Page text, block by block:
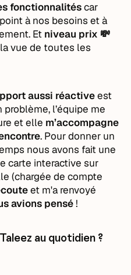
fonctionnalitéscar
à nos besoins et à
Et niveau prix 💸
vue de toutes les
aussi réactiveest
problème, l’équipe me
et elle m’accompagne
. Pour donner un
nous avons fait une
carte interactive sur
(chargée de compte
et m'a renvoyé
avions pensé!
au quotidien ?